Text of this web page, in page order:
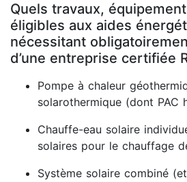
Quels travaux,
éligibles aux aides
nécessitant
d’une entreprise certifiée
Pompe à chaleur
solarothermique (dont PAC
Chauffe-eau solaire
solaires pour le chauffage
Système solaire combiné